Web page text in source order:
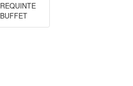
REQUINTE
BUFFET